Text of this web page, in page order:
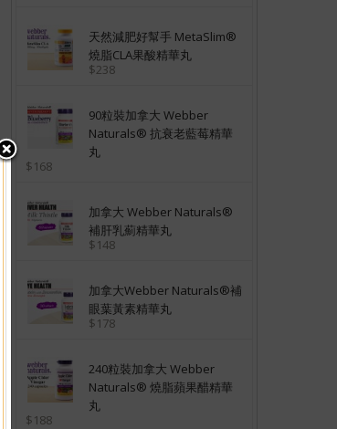
天然減肥好幫手 MetaSlim®
燒脂CLA果酸精華丸
$238
90粒裝加拿大 Webber
Naturals® 抗衰老藍莓精華
丸
$168
加拿大 Webber Naturals®
補肝乳薊精華丸
$148
加拿大Webber Naturals®補
眼葉黃素精華丸
$178
240粒裝加拿大 Webber
Naturals® 燒脂蘋果醋精華
丸
$188